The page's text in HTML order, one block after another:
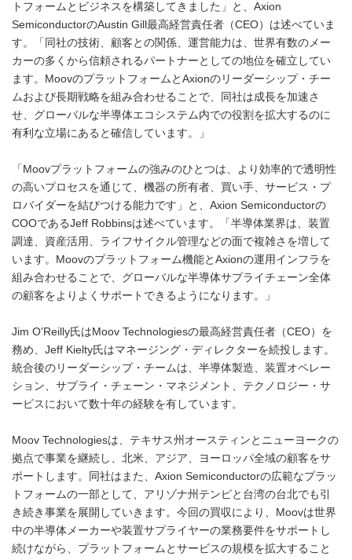
トフォームとビジネスを構築してきました」と、Axion
SemiconductorのAustin Gill最高経営責任者（CEO）は述べていま
す。「同社の技術、顧客との関係、運営能力は、世界有数のメー
カーの多くから信頼されるパートナーとしての地位を確立してい
ます。MoovのプラットフォームとAxionのリーダーシップ・チー
ムおよび長期戦略を組み合わせることで、同社は成長を加速さ
せ、グローバルな半導体エコシステム内での役割を拡大するのに
有利な立場にあると確信しています。」
「Moovプラットフォームの強みのひとつは、より効率的で透明性
の高いプロセスを通じて、機器の所有者、買い手、サービス・プ
ロバイダーを結びつける能力です」と、Axion Semiconductorの
COOであるJeff Robbinsは述べています。「半導体業界は、装置
調達、資産活用、ライフサイクル管理などの面で複雑さを増して
います。Moovのプラットフォーム機能とAxionの運用インフラを
組み合わせることで、グローバルな半導体サプライチェーン全体
の顧客をよりよくサポートできるようになります。」
Jim O'Reilly氏はMoov Technologiesの最高経営責任者（CEO）を
務め、Jeff Kielty氏はマネージング・ディレクターを続投します。
統合後のリーダーシップ・チームは、半導体製造、装置オペレー
ション、サプライ・チェーン・マネジメント、テクノロジー・サ
ービスにおいて数十年の経験を有しています。
Moov Technologiesは、テキサス州オースティンとニューヨークの
拠点で事業を継続し、北米、アジア、ヨーロッパ全域の顧客をサ
ポートします。同社はまた、Axion Semiconductorの広範なプラッ
トフォームの一部として、アリゾナ州テンピと台湾の台北でも引
き続き事業を展開していきます。今回の買収により、Moovは世界
中の半導体メーカーや装置サプライヤーの業務要件をサポートし
続けながら、プラットフォームとサービスの規模を拡大すること